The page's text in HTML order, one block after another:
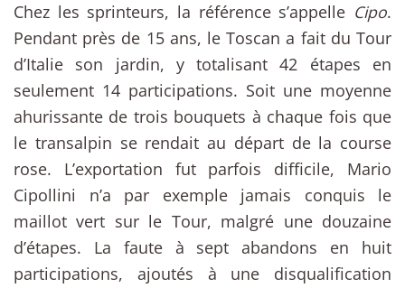
Chez les sprinteurs, la référence s’appelle Cipo.
Pendant près de 15 ans, le Toscan a fait du Tour
d’Italie son jardin, y totalisant 42 étapes en
seulement 14 participations. Soit une moyenne
ahurissante de trois bouquets à chaque fois que
le transalpin se rendait au départ de la course
rose. L’exportation fut parfois difficile, Mario
Cipollini n’a par exemple jamais conquis le
maillot vert sur le Tour, malgré une douzaine
d’étapes. La faute à sept abandons en huit
participations, ajoutés à une disqualification